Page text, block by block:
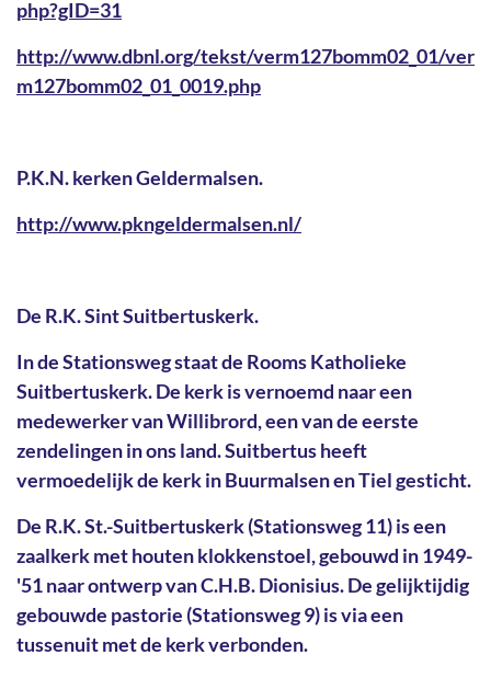
php?gID=31
http://www.dbnl.org/tekst/verm127bomm02_01/ver
m127bomm02_01_0019.php
P.K.N. kerken Geldermalsen.
http://www.pkngeldermalsen.nl/
De R.K. Sint Suitbertuskerk.
In de Stationsweg staat de Rooms Katholieke
Suitbertuskerk. De kerk is vernoemd naar een
medewerker van Willibrord, een van de eerste
zendelingen in ons land. Suitbertus heeft
vermoedelijk de kerk in Buurmalsen en Tiel gesticht.
De R.K. St.-Suitbertuskerk (Stationsweg 11) is een
zaalkerk met houten klokkenstoel, gebouwd in 1949-
'51 naar ontwerp van C.H.B. Dionisius. De gelijktijdig
gebouwde pastorie (Stationsweg 9) is via een
tussenuit met de kerk verbonden.